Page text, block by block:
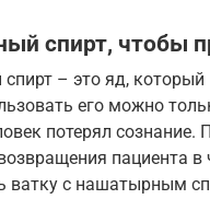
спирт, чтобы
– это яд,
его можно
потерял
пациента
ватку с нашатырным